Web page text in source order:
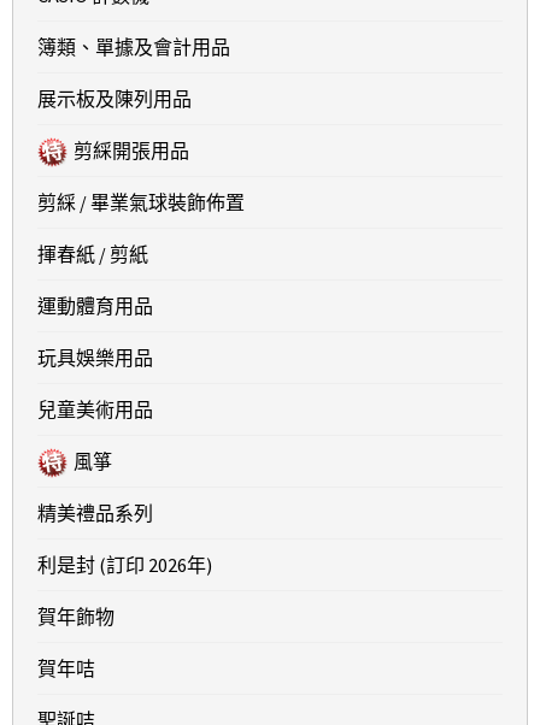
簿類、單據及會計用品
展示板及陳列用品
剪綵開張用品
剪綵 / 畢業氣球裝飾佈置
揮春紙 / 剪紙
運動體育用品
玩具娛樂用品
兒童美術用品
風箏
精美禮品系列
利是封 (訂印 2026年)
賀年飾物
賀年咭
聖誕咭